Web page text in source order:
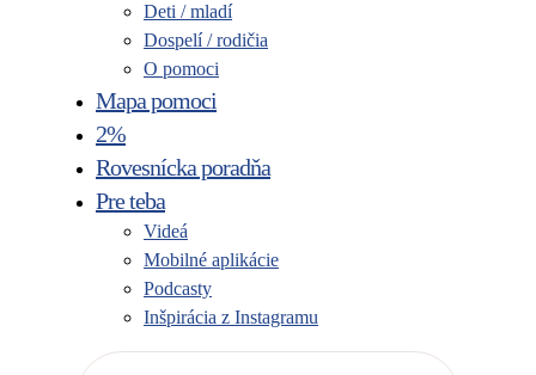
Deti / mladí
Dospelí / rodičia
O pomoci
Mapa pomoci
2%
Rovesnícka poradňa
Pre teba
Videá
Mobilné aplikácie
Podcasty
Inšpirácia z Instagramu